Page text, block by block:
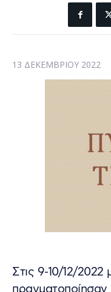
13 ΔΕΚΕΜΒΡΊΟΥ 2022
Στις 9-10/12/2022